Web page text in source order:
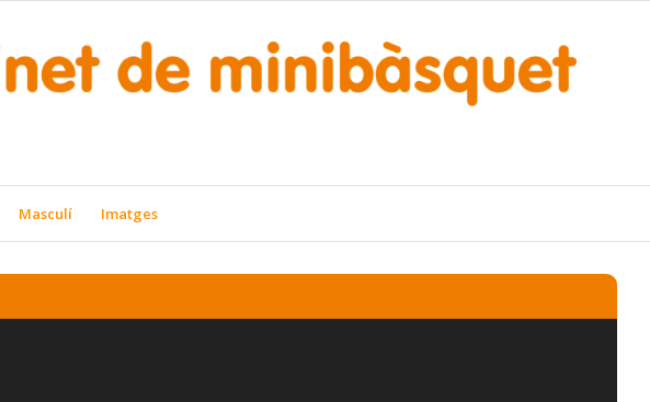
Masculí Imatges